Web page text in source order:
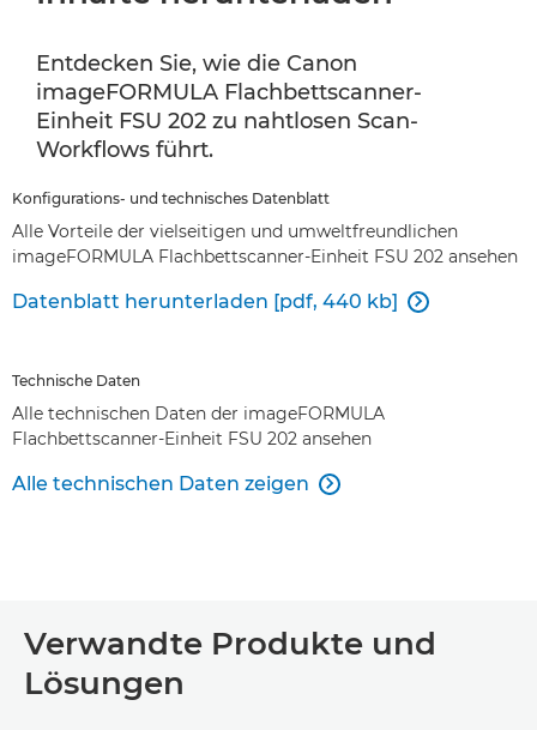
Entdecken Sie, wie die Canon
imageFORMULA Flachbettscanner-
Einheit FSU 202 zu nahtlosen Scan-
Workflows führt.
Konfigurations- und technisches Datenblatt
Alle Vorteile der vielseitigen und umweltfreundlichen
imageFORMULA Flachbettscanner-Einheit FSU 202 ansehen
Datenblatt herunterladen [pdf, 440 kb] 
Technische Daten
Alle technischen Daten der imageFORMULA
Flachbettscanner-Einheit FSU 202 ansehen
Alle technischen Daten zeigen 
Verwandte Produkte und
Lösungen